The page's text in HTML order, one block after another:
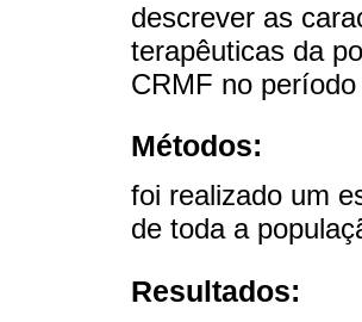
descrever as
terapêuticas da
CRMF no
Métodos:
foi realizado um
de toda a
Resultados: